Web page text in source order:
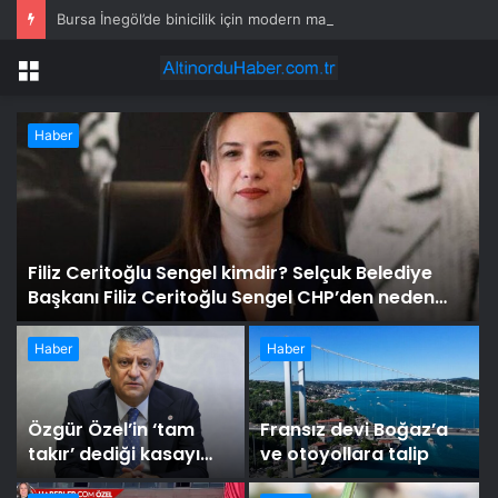
Bursa İnegöl’de binicilik için modern manejler yapılıyor
Menü
Haber
Filiz Ceritoğlu Sengel kimdir? Selçuk Belediye
Başkanı Filiz Ceritoğlu Sengel CHP’den neden
istifa etti?
Haber
Özgür Özel’in ‘tam
takır’ dediği kasayı
vatandaşlar saatler
Haber
Fransız devi Boğaz’a
ve otoyollara talip